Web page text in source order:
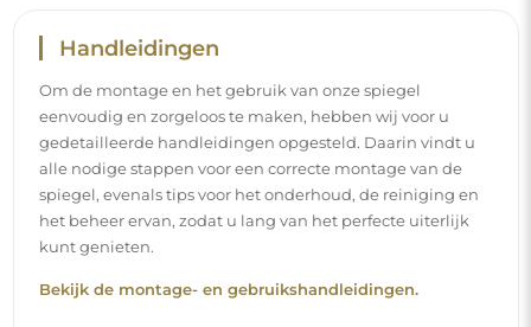
Handleidingen
Om de montage en het gebruik van onze spiegel
eenvoudig en zorgeloos te maken, hebben wij voor u
gedetailleerde handleidingen opgesteld. Daarin vindt u
alle nodige stappen voor een correcte montage van de
spiegel, evenals tips voor het onderhoud, de reiniging en
het beheer ervan, zodat u lang van het perfecte uiterlijk
kunt genieten.
Bekijk de montage- en gebruikshandleidingen.